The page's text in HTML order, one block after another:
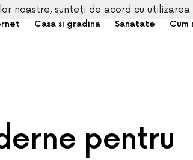
Casa si gradina Sanatate Cum
pentru
noastre, sunteți de acord cu